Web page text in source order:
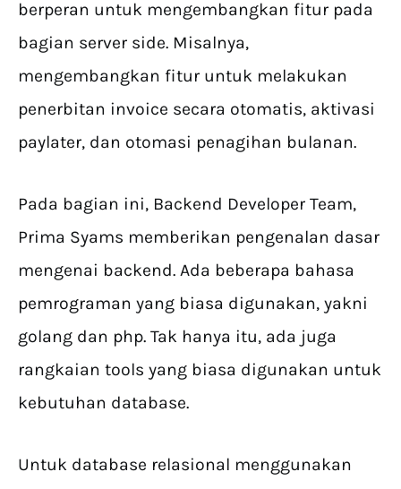
berperan untuk mengembangkan fitur pada
bagian server side. Misalnya,
mengembangkan fitur untuk melakukan
penerbitan invoice secara otomatis, aktivasi
paylater, dan otomasi penagihan bulanan.
Pada bagian ini, Backend Developer Team,
Prima Syams memberikan pengenalan dasar
mengenai backend. Ada beberapa bahasa
pemrograman yang biasa digunakan, yakni
golang dan php. Tak hanya itu, ada juga
rangkaian tools yang biasa digunakan untuk
kebutuhan database.
Untuk database relasional menggunakan